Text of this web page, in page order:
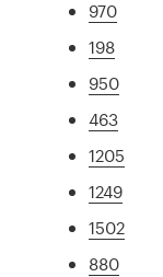
970
198
950
463
1205
1249
1502
880